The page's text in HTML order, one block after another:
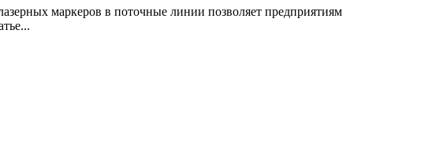
маркеров в поточные линии позволяет предприятиям